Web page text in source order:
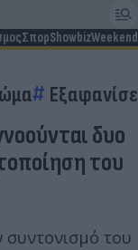
ΣπορShowbizWeekend
δυο
του
συντονισμό του